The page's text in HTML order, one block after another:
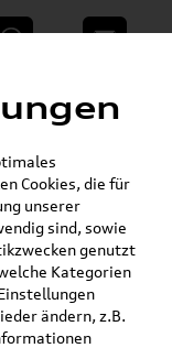
E-Mail
Zubehör »
»
Warenkorb
Cookies, die für
unserer
sind, sowie
genutzt
Kategorien
ändern, z.B.